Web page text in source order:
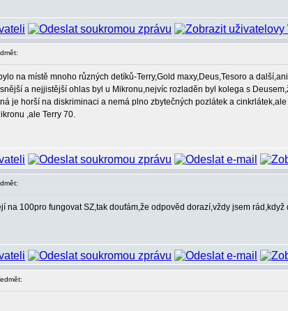
na místě mnoho různých detíků-Terry,Gold maxy,Deus,Tesoro a
a nejjistější ohlas byl u Mikronu,nejvíc rozladěn byl kolega s
je horší na diskriminaci a nemá plno zbytečných pozlátek a
,ale Terry 70.
na 100pro fungovat SZ,tak doufám,že odpověd dorazí,vždy jsem